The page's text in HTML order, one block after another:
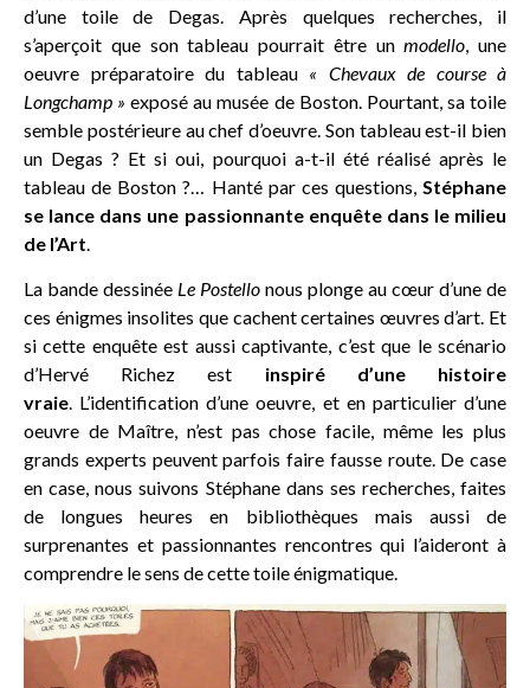
d’une toile de Degas. Après quelques recherches, il
s’aperçoit que son tableau pourrait être unmodello , une
oeuvre préparatoire du tableau « Chevaux de course à
Longchamp » exposé au musée de Boston. Pourtant, sa toile
semble postérieure au chef d’oeuvre. Son tableau est-il bien
un Degas ? Et si oui, pourquoi a-t-il été réalisé après le
tableau de Boston ?… Hanté par ces questions, Stéphane
se lance dans une passionnante enquête dans le milieu
de l’Art
La bande dessinée Le Postello nous plonge au cœur d’une de
ces énigmes insolites que cachent certaines œuvres d’art. Et
si cette enquête est aussi captivante, c’est que le scénario
d’Hervé Richez est inspiré d’une histoire
vraie. L’identification d’une oeuvre, et en particulier d’une
oeuvre de Maître, n’est pas chose facile, même les plus
grands experts peuvent parfois faire fausse route. De case
en case, nous suivons Stéphane dans ses recherches, faites
de longues heures en bibliothèques mais aussi de
surprenantes et passionnantes rencontres qui l’aideront à
comprendre le sens de cette toile énigmatique.